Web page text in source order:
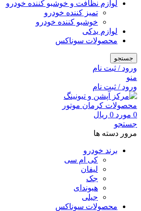
لوازم نظافت و خوشبو کننده خودرو
تمیز کننده خودرو
خوشبو کننده خودرو
لوازم یدکی
محصولات سوناکس
جستجو
ورود / ثبت نام
منو
ورود / ثبت نام
0 مورد 0 ریال
جستجو
مرور دسته ها
برند خودرو
کی ام سی
لیفان
جک
هیوندای
جیلی
محصولات سوناکس